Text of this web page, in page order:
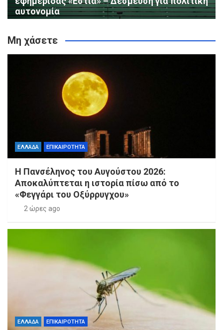
αυτονομία
Μη χάσετε
ΕΛΛΑΔΑ ΕΠΙΚΑΙΡΟΤΗΤΑ
Η Πανσέληνος του Αυγούστου 2026:
Αποκαλύπτεται η ιστορία πίσω από το
«Φεγγάρι του Οξύρρυγχου»
2 ώρες ago
ΕΛΛΑΔΑ ΕΠΙΚΑΙΡΟΤΗΤΑ